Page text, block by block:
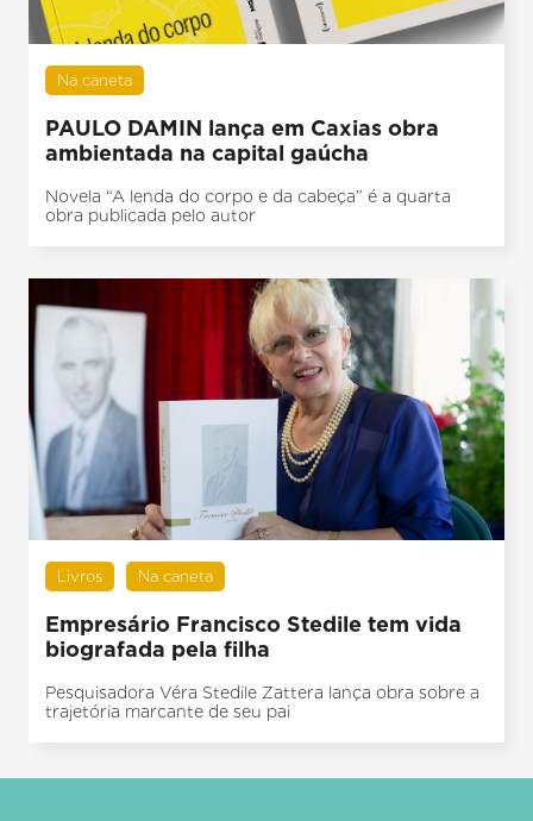
Na caneta
PAULO DAMIN lança em Caxias obra
ambientada na capital gaúcha
Novela “A lenda do corpo e da cabeça” é a quarta
obra publicada pelo autor
Livros Na caneta
Empresário Francisco Stedile tem vida
biografada pela filha
Pesquisadora Véra Stedile Zattera lança obra sobre a
trajetória marcante de seu pai